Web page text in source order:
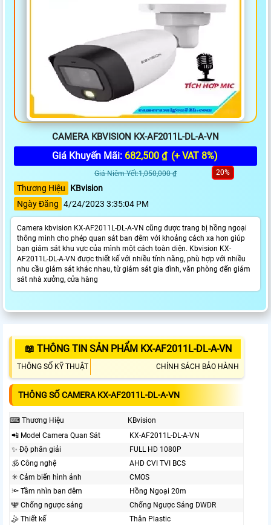
CAMERA KBVISION KX-AF2011L-DL-A-VN
Giá Khuyến Mãi: 682,500 ₫ (+ VAT 8%)
Giá Niêm Yết:1,050,000 ₫ 20%
Thương Hiệu
KBvision
Ngày Đăng 4/24/2023 3:35:04 PM
Camera kbvision KX-AF2011L-DL-A-VN cũng được trang bị hồng ngoại
thông minh cho phép quan sát ban đêm với khoảng cách xa hơn giúp
bạn giám sát khu vực của mình một cách toàn diện. Kbvision KX-
AF2011L-DL-A-VN được thiết kế với nhiều tính năng, phù hợp với nhiều
nhu cầu giám sát khác nhau, từ giám sát gia đình, văn phòng đến giám
sát nhà xưởng, cửa hàng
📖 THÔNG TIN SẢN PHẨM KX-AF2011L-DL-A-VN
THÔNG SỐ KỸ THUẬT CHÍNH SÁCH BẢO HÀNH
THÔNG SỐ CAMERA KX-AF2011L-DL-A-VN
⌨ Thương Hiệu
KBvision
📲 Model Camera Quan Sát
KX-AF2011L-DL-A-VN
✨ Độ phân giải
FULL HD 1080P
🕉️ Công nghệ
AHD CVI TVI BCS
✳️ Cảm biến hình ảnh
CMOS
🔦 Tầm nhìn ban đêm
Hồng Ngoại 20m
🕎 Chống ngược sáng
Chống Ngược Sáng DWDR
🤹 Thiết kế
Thân Plastic